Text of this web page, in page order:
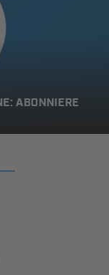
ABONNIERE